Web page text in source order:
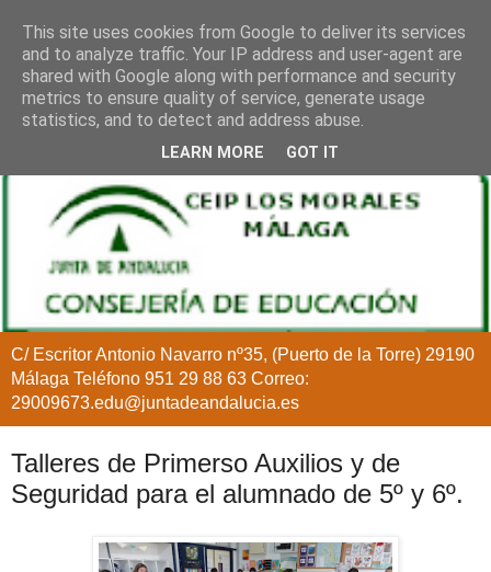
C/ Escritor Antonio Navarro nº35, (Puerto de la Torre) 29190
Málaga Teléfono 951 29 88 63 Correo:
29009673.edu@juntadeandalucia.es
Talleres de Primerso Auxilios y de
Seguridad para el alumnado de 5º y 6º.
This site uses cookies from Google to deliver its services
and to analyze traffic. Your IP address and user-agent are
shared with Google along with performance and security
metrics to ensure quality of service, generate usage
statistics, and to detect and address abuse.
LEARN MORE GOT IT